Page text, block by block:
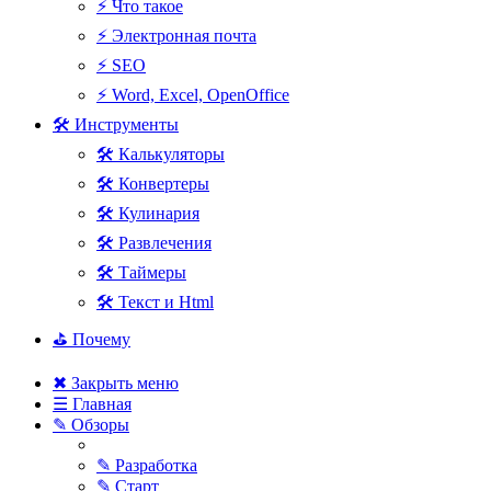
⚡ Что такое
⚡ Электронная почта
⚡ SEO
⚡ Word, Excel, OpenOffice
🛠 Инструменты
🛠 Калькуляторы
🛠 Конвертеры
🛠 Кулинария
🛠 Развлечения
🛠 Таймеры
🛠 Текст и Html
⛳ Почему
✖ Закрыть меню
☰ Главная
✎ Обзоры
✎ Разработка
✎ Старт